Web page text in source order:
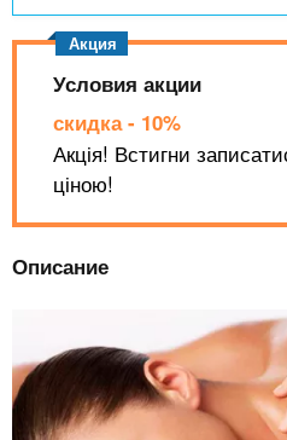
n
f
o
е
н
Условия акции
скидка - 10%
Акція! Встигни
ціною!
Описание